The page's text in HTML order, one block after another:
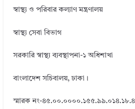
স্বাস্থ্য ও পরিবার কল্যাণ মন্ত্রণালয়
স্বাস্থ্য সেবা বিভাগ
সরকারি স্বাস্থ্য ব্যবস্থাপনা-১ অধিশাখা
বাংলাদেশ সচিবালয়, ঢাকা।
স্মারক নং-